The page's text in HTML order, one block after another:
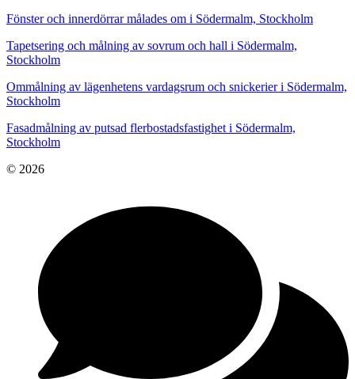
Fönster och innerdörrar målades om i Södermalm, Stockholm
Tapetsering och målning av sovrum och hall i Södermalm,
Stockholm
Ommålning av lägenhetens vardagsrum och snickerier i Södermalm,
Stockholm
Fasadmålning av putsad flerbostadsfastighet i Södermalm,
Stockholm
© 2026